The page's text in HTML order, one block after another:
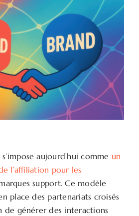
aujourd’hui comme un
l’affiliation pour les
support. Ce modèle
place des partenariats croisés
de générer des interactions